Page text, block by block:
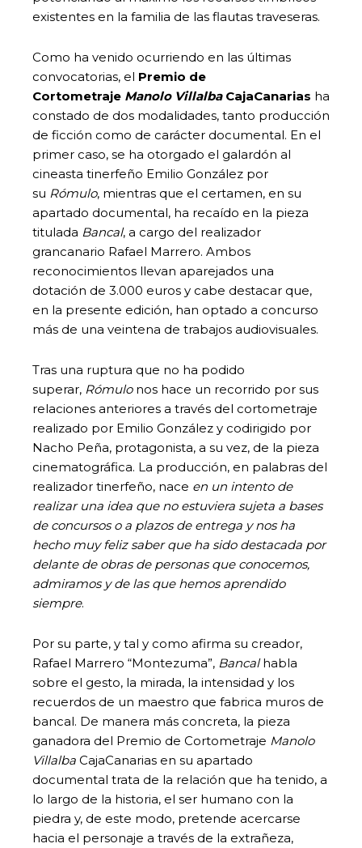
existentes en la familia de las flautas traveseras.
Como ha venido ocurriendo en las últimas
convocatorias, el Premio de
Cortometraje Manolo VillalbaCajaCanarias ha
constado de dos modalidades, tanto producción
de ficción como de carácter documental. En el
primer caso, se ha otorgado el galardón al
cineasta tinerfeño Emilio González por
su Rómulo, mientras que el certamen, en su
apartado documental, ha recaído en la pieza
titulada Bancal, a cargo del realizador
grancanario Rafael Marrero. Ambos
reconocimientos llevan aparejados una
dotación de 3.000 euros y cabe destacar que,
en la presente edición, han optado a concurso
más de una veintena de trabajos audiovisuales.
Tras una ruptura que no ha podido
superar, Rómulonos hace un recorrido por sus
relaciones anteriores a través del cortometraje
realizado por Emilio González y codirigido por
Nacho Peña, protagonista, a su vez, de la pieza
cinematográfica. La producción, en palabras del
realizador tinerfeño, nace en un intento de
realizar una idea que no estuviera sujeta a bases
de concursos o a plazos de entrega y nos ha
hecho muy feliz saber que ha sido destacada por
delante de obras de personas que conocemos,
admiramos y de las que hemos aprendido
siempre.
Por su parte, y tal y como afirma su creador,
Rafael Marrero “Montezuma”, Bancalhabla
sobre el gesto, la mirada, la intensidad y los
recuerdos de un maestro que fabrica muros de
bancal. De manera más concreta, la pieza
ganadora del Premio de Cortometraje Manolo
Villalba CajaCanarias en su apartado
documental trata de la relación que ha tenido, a
lo largo de la historia, el ser humano con la
piedra y, de este modo, pretende acercarse
hacia el personaje a través de la extrañeza,